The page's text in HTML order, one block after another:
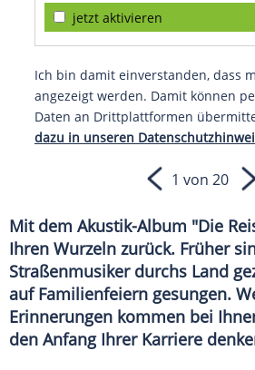
jetzt aktivieren
Ich bin damit einverstanden, dass
angezeigt werden. Damit können
Daten an Drittplattformen
dazu in unseren
1 von 20
Mit dem Akustik-Album "Die
Ihren Wurzeln zurück. Früher
Straßenmusiker durchs Land
auf Familienfeiern gesungen.
Erinnerungen kommen bei
den Anfang Ihrer Karriere